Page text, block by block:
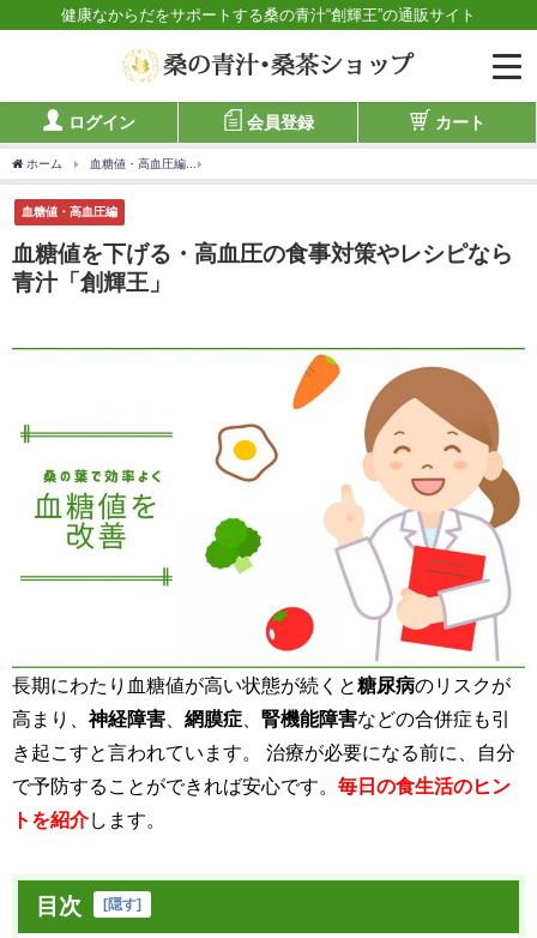
健康なからだをサポートする桑の青汁“創輝王”の通販サイト
ログイン 会員登録 カート
ホーム 血糖値・高血圧編
血糖値・高血圧編
血糖値を下げる・高血圧の食事対策やレシピなら
青汁「創輝王」
長期にわたり血糖値が高い状態が続くと糖尿病のリスクが
高まり、神経障害 網膜症 腎機能障害などの合併症も引
き起こすと言われています。 治療が必要になる前に、自分
で予防することができれば安心です。 毎日の食生活のヒン
トを紹介します。
目次 [隠す]